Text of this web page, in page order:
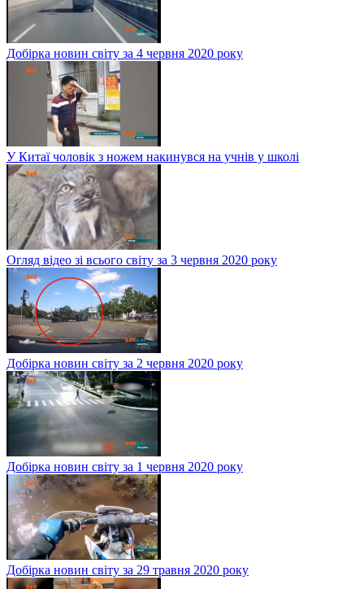
Добірка новин світу за 4 червня 2020 року
У Китаї чоловік з ножем накинувся на учнів у школі
Огляд відео зі всього світу за 3 червня 2020 року
Добірка новин світу за 2 червня 2020 року
Добірка новин світу за 1 червня 2020 року
Добірка новин світу за 29 травня 2020 року